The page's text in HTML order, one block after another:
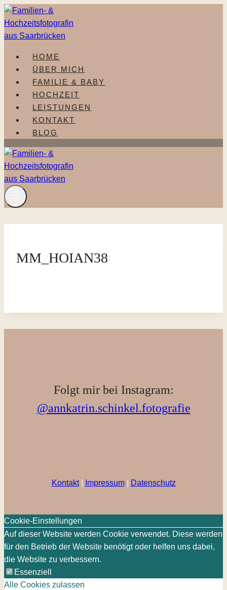
Zum
Inhalt
springen
HOME
ÜBER MICH
FAMILIE & BABY
HOCHZEIT
LEISTUNGEN
KONTAKT
BLOG
MM_HOIAN38
Folgt mir bei Instagram:
@annkatrin.schinkel.fotografie
Kontakt| Impressum| Datenschutz
Cookie-Einstellungen
Auf dieser Website werden Cookie verwendet. Diese werden
für den Betrieb der Website benötigt oder helfen uns dabei,
die Website zu verbessern.
Essenziell
Alle Cookies zulassen